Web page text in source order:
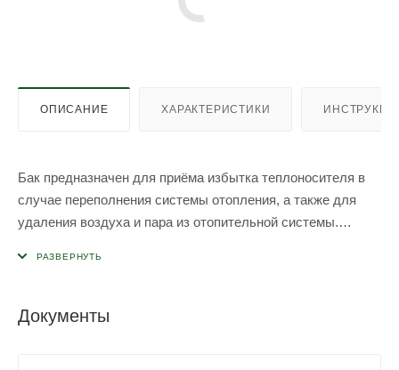
ОПИСАНИЕ ХАРАКТЕРИСТИКИ
Бак предназначен для приёма избытка теплоносителя в
случае переполнения системы отопления, а также для
удаления воздуха и пара из отопительной системы.
быть не менее 5% объема системы отопления. Бак
Документы